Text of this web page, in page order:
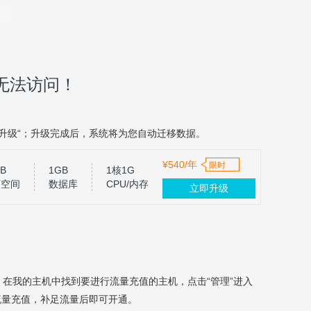
访问！
“；升级完成后，系统将为您自动迁移数据。
间
1GB
数据库
1核1G
CPU/内存
¥540/年 限时
立即升级
在我的主机中找到要进行流量充值的主机，点击“管理”进入
充值，补足流量后即可开通。